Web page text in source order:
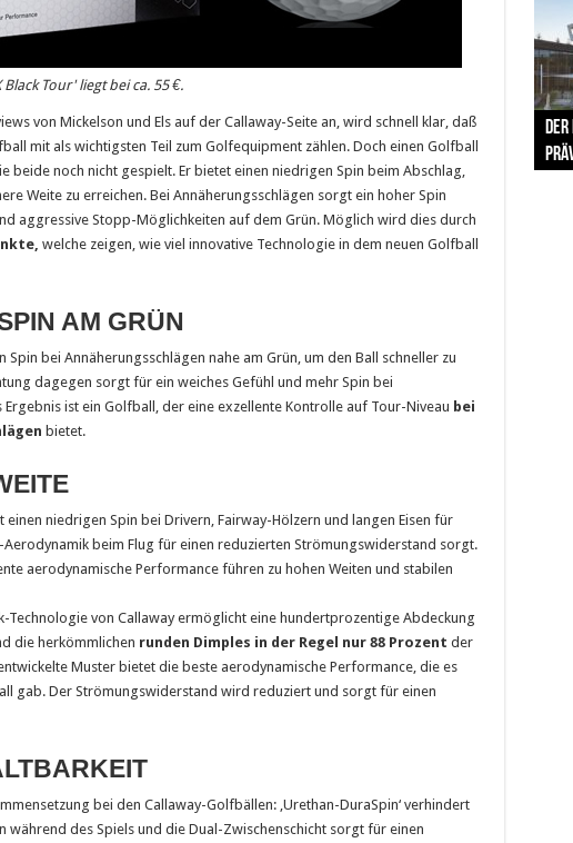
Tour' liegt bei ca. 55 €.
von Mickelson und Els auf der Callaway-Seite an, wird schnell klar, daß
mit als wichtigsten Teil zum Golfequipment zählen. Doch einen Golfball
beide noch nicht gespielt. Er bietet einen niedrigen Spin beim Abschlag,
Weite zu erreichen. Bei Annäherungsschlägen sorgt ein hoher Spin
aggressive Stopp-Möglichkeiten auf dem Grün. Möglich wird dies durch
welche zeigen, wie viel innovative Technologie in dem neuen Golfball
AM GRÜN
Spin bei Annäherungsschlägen nahe am Grün, um den Ball schneller zu
dagegen sorgt für ein weiches Gefühl und mehr Spin bei
Ergebnis ist ein Golfball, der eine exzellente Kontrolle auf Tour-Niveau bei
bietet.
niedrigen Spin bei Drivern, Fairway-Hölzern und langen Eisen für
Aerodynamik beim Flug für einen reduzierten Strömungswiderstand sorgt.
aerodynamische Performance führen zu hohen Weiten und stabilen
Technologie von Callaway ermöglicht eine hundertprozentige Abdeckung
die herkömmlichen runden Dimples in der Regel nur 88 Prozent der
Muster bietet die beste aerodynamische Performance, die es
gab. Der Strömungswiderstand wird reduziert und sorgt für einen
bei den Callaway-Golfbällen: ‚Urethan-DuraSpin‘ verhindert
während des Spiels und die Dual-Zwischenschicht sorgt für einen
The